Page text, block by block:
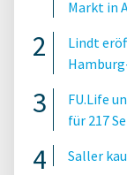
Markt in
Lindt
FU.Life
für 217
Saller